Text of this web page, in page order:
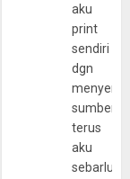
aku
print
sendiri
dgn
sumber
terus
aku